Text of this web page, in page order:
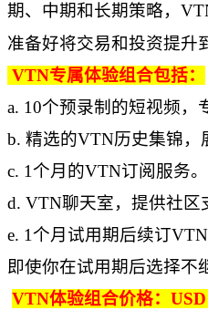
期、中期和长期策略，
准备好将交易和投资提升
VTN专属体验组合包括：
a. 10个预录制的短视频，
b. 精选的VTN历史集锦，
c. 1个月的VTN订阅服务。
d. VTN聊天室，提供社区
e. 1个月试用期后续订
即使你在试用期后选择不
VTN体验组合价格：